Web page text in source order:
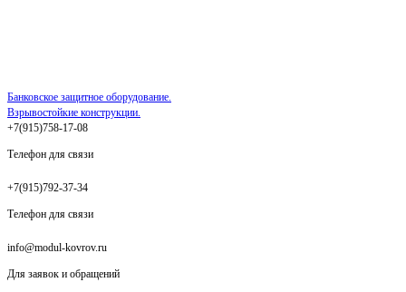
Банковское защитное оборудование.
Взрывостойкие конструкции.
+7(915)758-17-08
Телефон для связи
+7(915)792-37-34
Телефон для связи
info@modul-kovrov.ru
Для заявок и обращений